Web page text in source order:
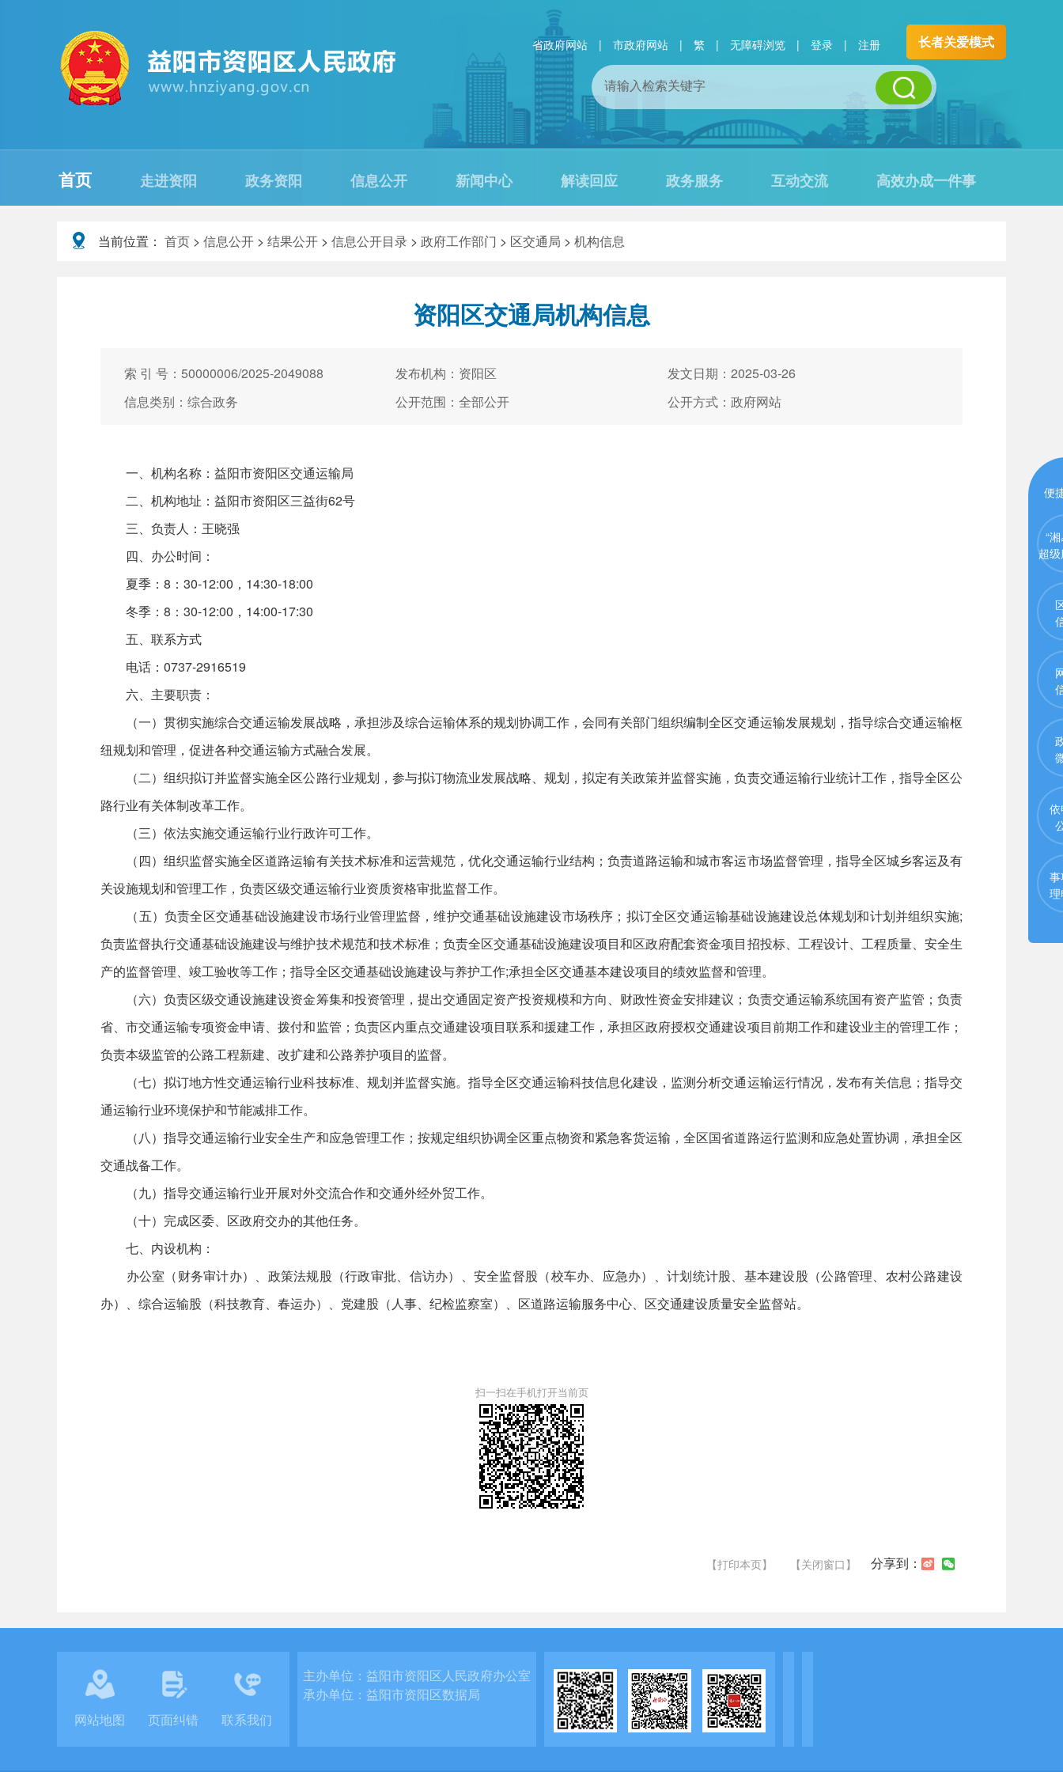
省政府网站 | 市政府网站 | 繁 | 无障碍浏览 | 登录 | 注册 长者关爱模式
首页 走进资阳 政务资阳 信息公开 新闻中心 解读回应 政务服务 互动交流 高效办成一件事
当前位置： 首页 > 信息公开 > 结果公开 > 信息公开目录 > 政府工作部门 > 区交通局 > 机构信息
资阳区交通局机构信息
索 引 号：50000006/2025-2049088 发布机构：资阳区
发文日期：2025-03-26
信息类别：综合政务
公开范围：全部公开 公开方式：政府网站
一、机构名称：益阳市资阳区交通运输局
二、机构地址：益阳市资阳区三益街62号
三、负责人：王晓强
四、办公时间：
夏季：8：30-12:00，14:30-18:00
冬季：8：30-12:00，14:00-17:30
五、联系方式
电话：0737-2916519
六、主要职责：
（一）贯彻实施综合交通运输发展战略，承担涉及综合运输体系的规划协调工作，会同有关部门组织编制全区交通运输发展规划，指导综合交通运输枢
纽规划和管理，促进各种交通运输方式融合发展。
（二）组织拟订并监督实施全区公路行业规划，参与拟订物流业发展战略、规划，拟定有关政策并监督实施，负责交通运输行业统计工作，指导全区公
路行业有关体制改革工作。
（三）依法实施交通运输行业行政许可工作。
（四）组织监督实施全区道路运输有关技术标准和运营规范，优化交通运输行业结构；负责道路运输和城市客运市场监督管理，指导全区城乡客运及有
关设施规划和管理工作，负责区级交通运输行业资质资格审批监督工作。
（五）负责全区交通基础设施建设市场行业管理监督，维护交通基础设施建设市场秩序；拟订全区交通运输基础设施建设总体规划和计划并组织实施;
负责监督执行交通基础设施建设与维护技术规范和技术标准；负责全区交通基础设施建设项目和区政府配套资金项目招投标、工程设计、工程质量、安全生
产的监督管理、竣工验收等工作；指导全区交通基础设施建设与养护工作;承担全区交通基本建设项目的绩效监督和管理。
（六）负责区级交通设施建设资金筹集和投资管理，提出交通固定资产投资规模和方向、财政性资金安排建议；负责交通运输系统国有资产监管；负责
省、市交通运输专项资金申请、拨付和监管；负责区内重点交通建设项目联系和援建工作，承担区政府授权交通建设项目前期工作和建设业主的管理工作；
负责本级监管的公路工程新建、改扩建和公路养护项目的监督。
（七）拟订地方性交通运输行业科技标准、规划并监督实施。指导全区交通运输科技信息化建设，监测分析交通运输运行情况，发布有关信息；指导交
通运输行业环境保护和节能减排工作。
（八）指导交通运输行业安全生产和应急管理工作；按规定组织协调全区重点物资和紧急客货运输，全区国省道路运行监测和应急处置协调，承担全区
交通战备工作。
（九）指导交通运输行业开展对外交流合作和交通外经外贸工作。
（十）完成区委、区政府交办的其他任务。
七、内设机构：
办公室（财务审计办）、政策法规股（行政审批、信访办）、安全监督股（校车办、应急办）、计划统计股、基本建设股（公路管理、农村公路建设
办）、综合运输股（科技教育、春运办）、党建股（人事、纪检监察室）、区道路运输服务中心、区交通建设质量安全监督站。
扫一扫在手机打开当前页
【打印本页】 【关闭窗口】 分享到：
便
“
超
网站地图 页面纠错 联系我们
主办单位：益阳市资阳区人民政府办公室
承办单位：益阳市资阳区数据局